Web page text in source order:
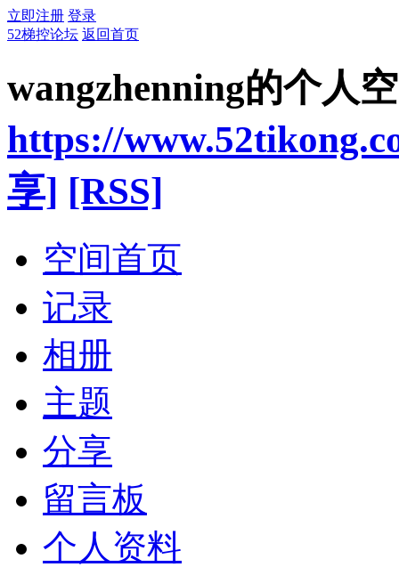
立即注册 登录
52梯控论坛 返回首页
wangzhenning的个人
https://
享] [RSS]
空间首页
记录
相册
主题
分享
留言板
个人资料